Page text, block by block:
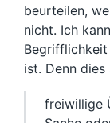
beurteilen,
nicht. Ich
ist. Denn
freiwillige